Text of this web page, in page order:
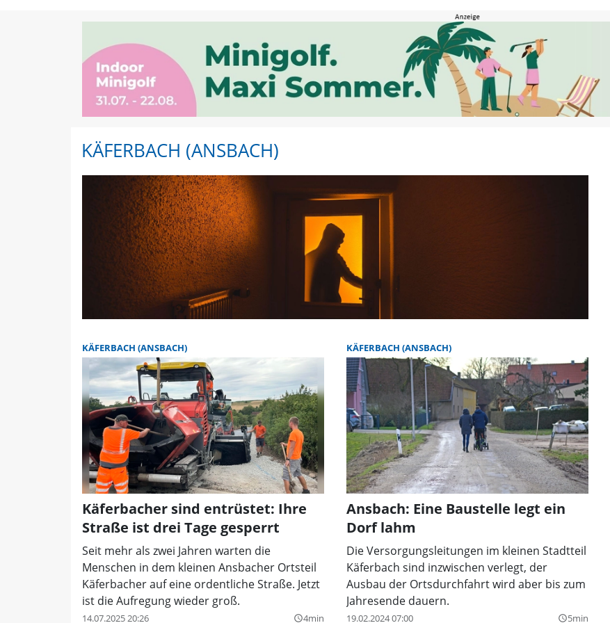
Käferbach (Ansbach) | FLZ.de
KÄFERBACH (ANSBACH)
KÄFERBACH (ANSBACH)
Käferbacher sind entrüstet: Ihre
Straße ist drei Tage gesperrt
Seit mehr als zwei Jahren warten die
Menschen in dem kleinen Ansbacher Ortsteil
Käferbacher auf eine ordentliche Straße. Jetzt
ist die Aufregung wieder groß.
14.07.2025 20:26 query_builder4min
KÄFERBACH (ANSBACH)
Ansbach: Eine Baustelle legt ein
Dorf lahm
Die Versorgungsleitungen im kleinen Stadtteil
Käferbach sind inzwischen verlegt, der
Ausbau der Ortsdurchfahrt wird aber bis zum
Jahresende dauern.
19.02.2024 07:00 query_builder5min